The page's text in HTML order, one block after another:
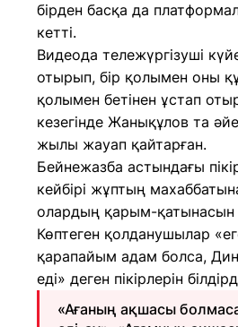
бірден басқа да
кетті.
Видеода тележүргізуші
отырып, бір қолымен оны
қолымен бетінен ұстап
кезегінде Жанықұлов та
жылы жауап қайтарған.
Бейнежазба астындағы
кейбірі жұптың
олардың қарым-қатынасын
Көптеген қолданушылар
қарапайым адам болса,
еді» деген пікірлерін
«Ағаның ақшасы